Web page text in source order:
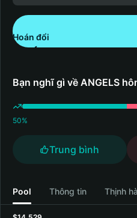
Hoán đổi
Bạn nghĩ gì về ANGELS
50%
Trung bình
Pool Thông tin Thịnh